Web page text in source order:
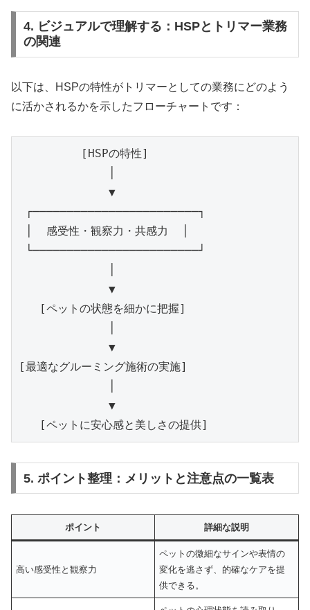
4. ビジュアルで理解する：HSPとトリマー業務
の関連
以下は、HSPの特性がトリマーとしての業務にどのよう
に活かされるかを示したフローチャートです：
         [HSPの特性]
             ▼
┌────────────────────────┐
│  感受性・観察力・共感力  │
└────────────────────────┘
             ▼
   [ペットの状態を細かに把握]
             ▼
[最適なグルーミング施術の実施]
             ▼
5. ポイント整理：メリットと注意点の一覧表
ポイント 詳細な説明
高い感受性と観察力
ペットの微細なサインや表情の
変化を逃さず、的確なケアを提
供できる。